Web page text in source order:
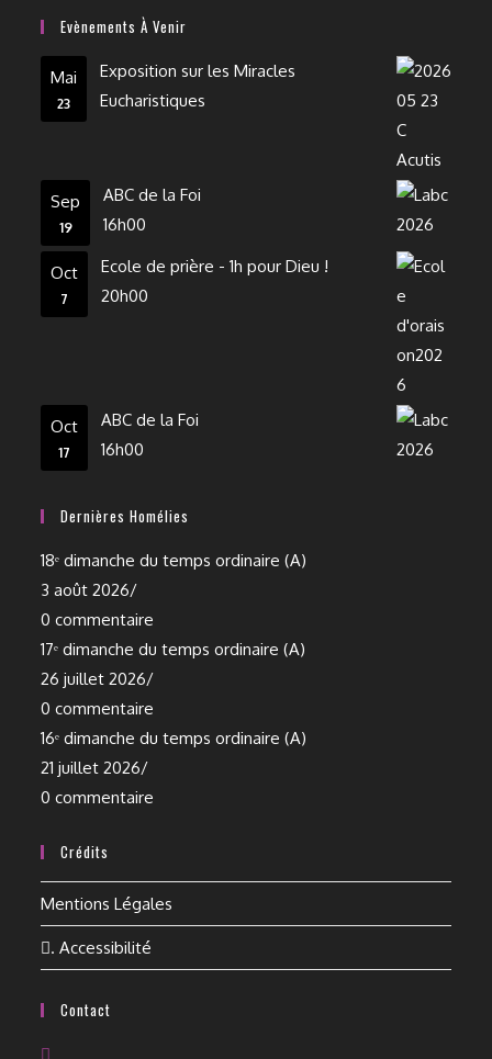
Evènements À Venir
Mai
23
Exposition sur les Miracles
Eucharistiques
Sep
19
ABC de la Foi
16h00
Oct
7
Ecole de prière - 1h pour Dieu !
20h00
Oct
17
ABC de la Foi
16h00
Dernières Homélies
18ᵉ dimanche du temps ordinaire (A)
3 août 2026/
0 commentaire
17ᵉ dimanche du temps ordinaire (A)
26 juillet 2026/
0 commentaire
16ᵉ dimanche du temps ordinaire (A)
21 juillet 2026/
0 commentaire
Crédits
Mentions Légales
. Accessibilité
Contact